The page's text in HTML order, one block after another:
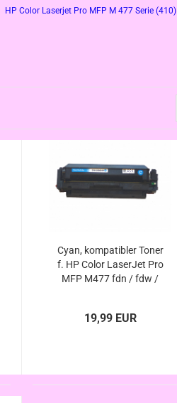
HP Color Laserjet Pro MFP M 477 Serie (410)
Cyan, kompatibler Toner
f. HP Color LaserJet Pro
MFP M477 fdn / fdw /
19,99 EUR